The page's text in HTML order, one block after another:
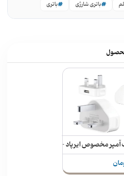
باتری شارژی باتری
محصول